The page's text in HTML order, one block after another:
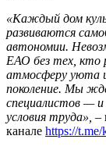
«Каждый дом
развиваются
автономии.
ЕАО без тех, кто
атмосферу уюта
поколение. Мы
специалистов —
условия труда», –
канале https://